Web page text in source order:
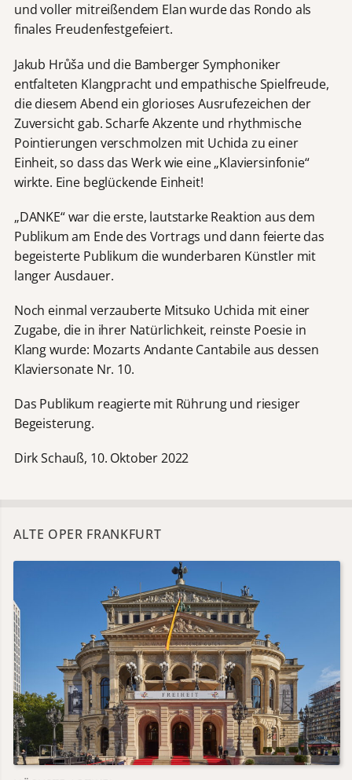
und voller mitreißendem Elan wurde das Rondo als
finales Freudenfestgefeiert.
Jakub Hrůša und die Bamberger Symphoniker
entfalteten Klangpracht und empathische Spielfreude,
die diesem Abend ein glorioses Ausrufezeichen der
Zuversicht gab. Scharfe Akzente und rhythmische
Pointierungen verschmolzen mit Uchida zu einer
Einheit, so dass das Werk wie eine „Klaviersinfonie“
wirkte. Eine beglückende Einheit!
„DANKE“ war die erste, lautstarke Reaktion aus dem
Publikum am Ende des Vortrags und dann feierte das
begeisterte Publikum die wunderbaren Künstler mit
langer Ausdauer.
Noch einmal verzauberte Mitsuko Uchida mit einer
Zugabe, die in ihrer Natürlichkeit, reinste Poesie in
Klang wurde: Mozarts Andante Cantabile aus dessen
Klaviersonate Nr. 10.
Das Publikum reagierte mit Rührung und riesiger
Begeisterung.
Dirk Schauß, 10. Oktober 2022
ALTE OPER FRANKFURT